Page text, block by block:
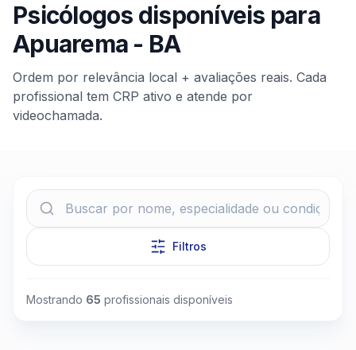
Psicólogos disponíveis para
Apuarema - BA
Ordem por relevância local + avaliações reais. Cada
profissional tem CRP ativo e atende por
videochamada.
Filtros
Mostrando 65 profissionais disponíveis